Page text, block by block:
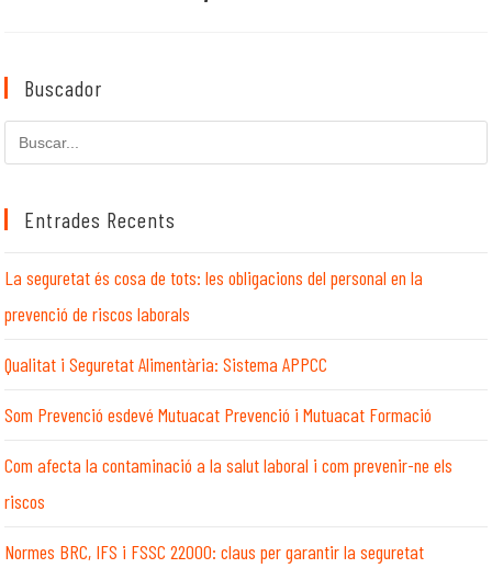
Buscador
en
llocEntrades Recents
La seguretat és cosa de tots: les obligacions del personal en la
prevenció de riscos laborals
Qualitat i Seguretat Alimentària: Sistema APPCC
Som Prevenció esdevé Mutuacat Prevenció i Mutuacat Formació
Com afecta la contaminació a la salut laboral i com prevenir-ne els
riscos
Normes BRC, IFS i FSSC 22000: claus per garantir la seguretat